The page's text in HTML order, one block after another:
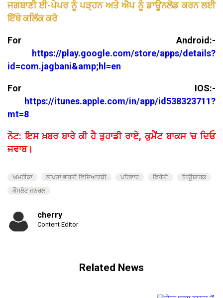
ਜਗਬਾਣੀ ਈ-ਪੇਪਰ ਨੂੰ ਪੜ੍ਹਨ ਅਤੇ ਐਪ ਨੂੰ ਡਾਊਨਲੋਡ ਕਰਨ ਲਈ
ਇੱਥੇ ਕਲਿੱਕ ਕਰੋ
For Android:-
https://play.google.com/store/apps/details?
id=com.jagbani&amp;hl=en
For IOS:-
https://itunes.apple.com/in/app/id538323711?
mt=8
ਨੋਟ: ਇਸ ਖ਼ਬਰ ਬਾਰੇ ਕੀ ਹੈ ਤੁਹਾਡੀ ਰਾਏ, ਕੁਮੈਂਟ ਬਾਕਸ 'ਚ ਦਿਓ
ਜਵਾਬ।
ਅਮਰੀਕਾ ਲਾਪਤਾ ਭਾਰਤੀ ਵਿਦਿਆਰਥੀ ਪਰਿਵਾਰ ਫਿਰੌਤੀ
ਨਿਊਯਾਰਕ
ਕੌਂਸਲੇਟ ਜਨਰਲ
cherry
Content Editor
Related News